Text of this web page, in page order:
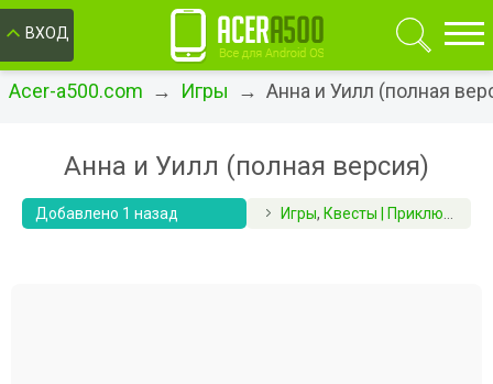
ВХОД
Acer-a500.com → Игры → Анна и Уилл (полная
Анна и Уилл (полная версия)
Добавлено 1 назад Игры, Квесты | Приключения | RPG